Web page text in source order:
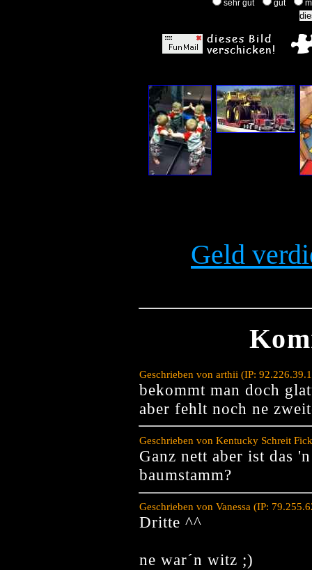
sehr gut gut
Geld
Geschrieben von arthii (IP:
bekommt man doch
aber fehlt noch ne
Geschrieben von Kentucky Schreit
Ganz nett aber ist das
baumstamm?
Geschrieben von Vanessa (IP:
Dritte ^^
ne war´n witz ;)